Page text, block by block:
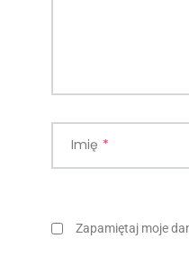
Imię *
Zapamiętaj moje